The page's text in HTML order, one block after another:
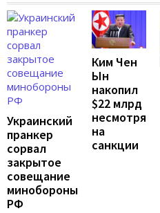
Украинский
пранкер
сорвал
закрытое
совещание
минобороны
РФ
Ким Чен
Ын
накопил
$22 млрд
несмотря
на
санкции